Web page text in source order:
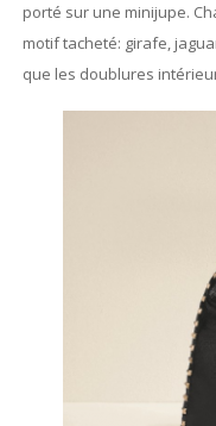
porté sur une minijupe.
motif tacheté: girafe,
que les doublures